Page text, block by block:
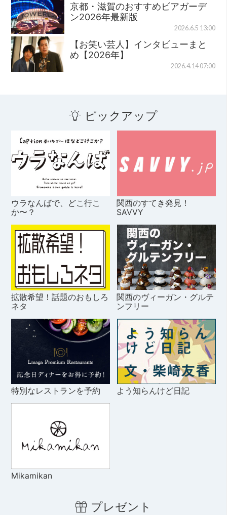
京都・滋賀のおすすめビアガーデ
ン2026年最新版
2026.6.5 13:00
【お笑い芸人】インタビューまと
め【2026年】
2026.4.14 07:00
ピックアップ
ウラなんばで、どこ行こ
か〜？
関西のすてき発見！
SAVVY
拡散希望！話題のおもしろ
ネタ
関西のヴィーガン・グルテ
ンフリー
特別なレストランを予約 よう知らんけど日記
Mikamikan
プレゼント